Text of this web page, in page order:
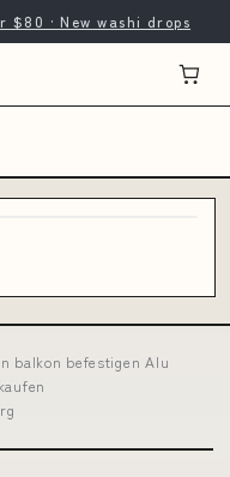
· New washi drops
balkon befestigen Alu